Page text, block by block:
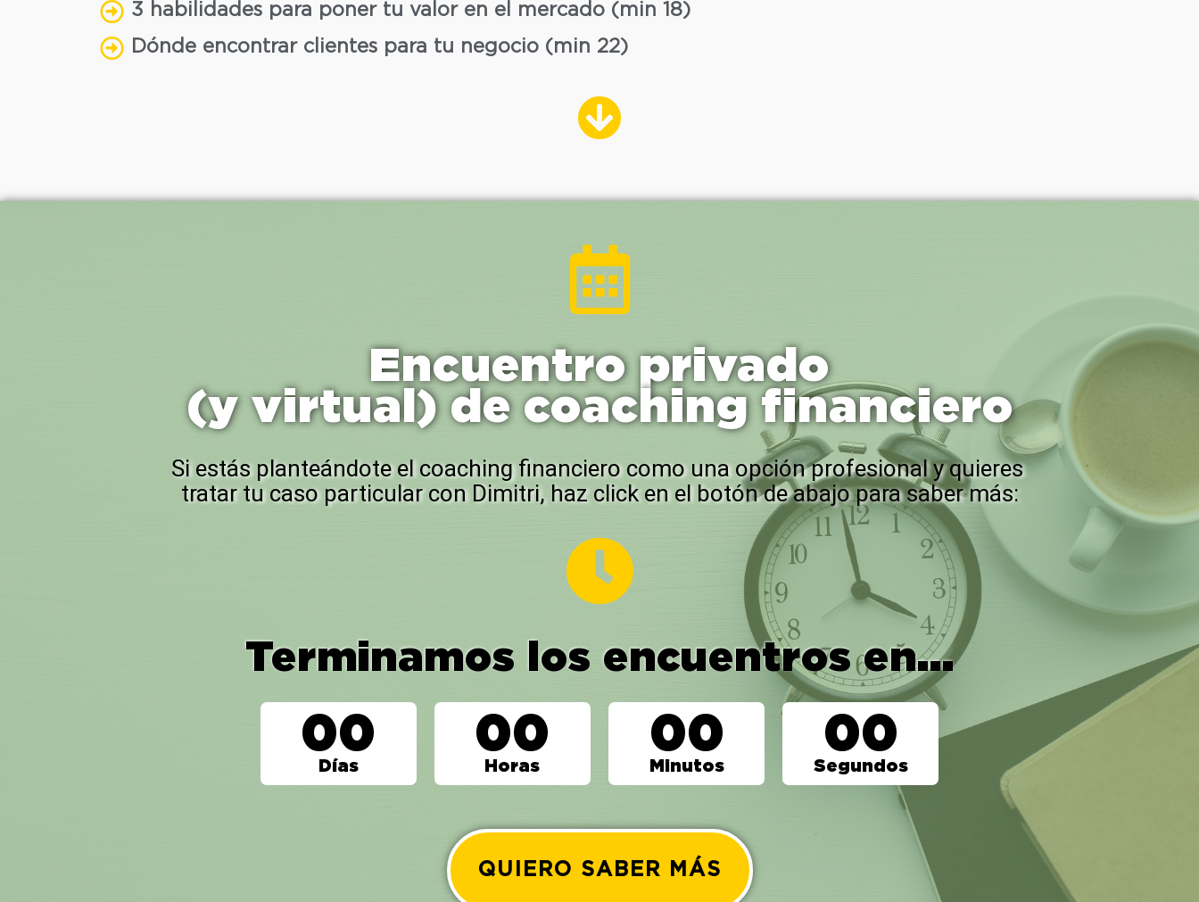
3 habilidades para poner tu valor en el mercado (min 18)
Dónde encontrar clientes para tu negocio (min 22)
Encuentro privado
(y virtual) de coaching financiero
Si estás planteándote el coaching financiero como una opción profesional y quieres
tratar tu caso particular con Dimitri, haz click en el botón de abajo para saber más:
Terminamos los encuentros en...
00
Días
00
Horas
00
Minutos
00
Segundos
QUIERO SABER MÁS